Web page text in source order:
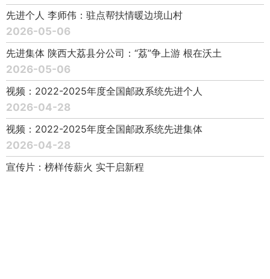
先进个人 李师伟：驻点帮扶情暖边境山村
2026-05-06
先进集体 陕西大荔县分公司：“荔”争上游 根在沃土
2026-05-06
视频：2022-2025年度全国邮政系统先进个人
2026-04-28
视频：2022-2025年度全国邮政系统先进集体
2026-04-28
宣传片：榜样传薪火 实干启新程